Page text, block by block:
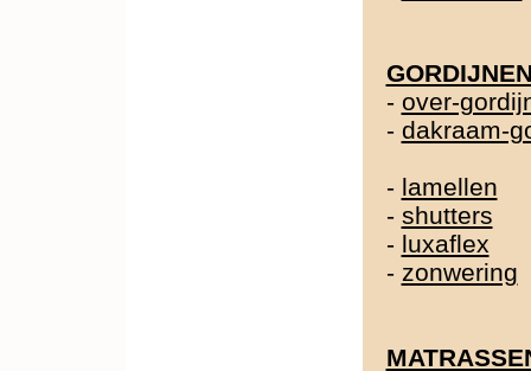
- over-
- dakraam-
- lamellen
- shutters
- luxaflex
- zonwering